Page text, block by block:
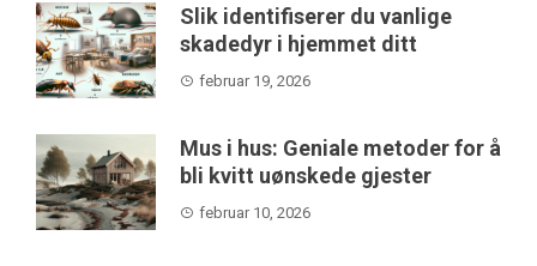
Slik identifiserer du vanlige
skadedyr i hjemmet ditt
februar 19, 2026
Mus i hus: Geniale metoder for å
bli kvitt uønskede gjester
februar 10, 2026